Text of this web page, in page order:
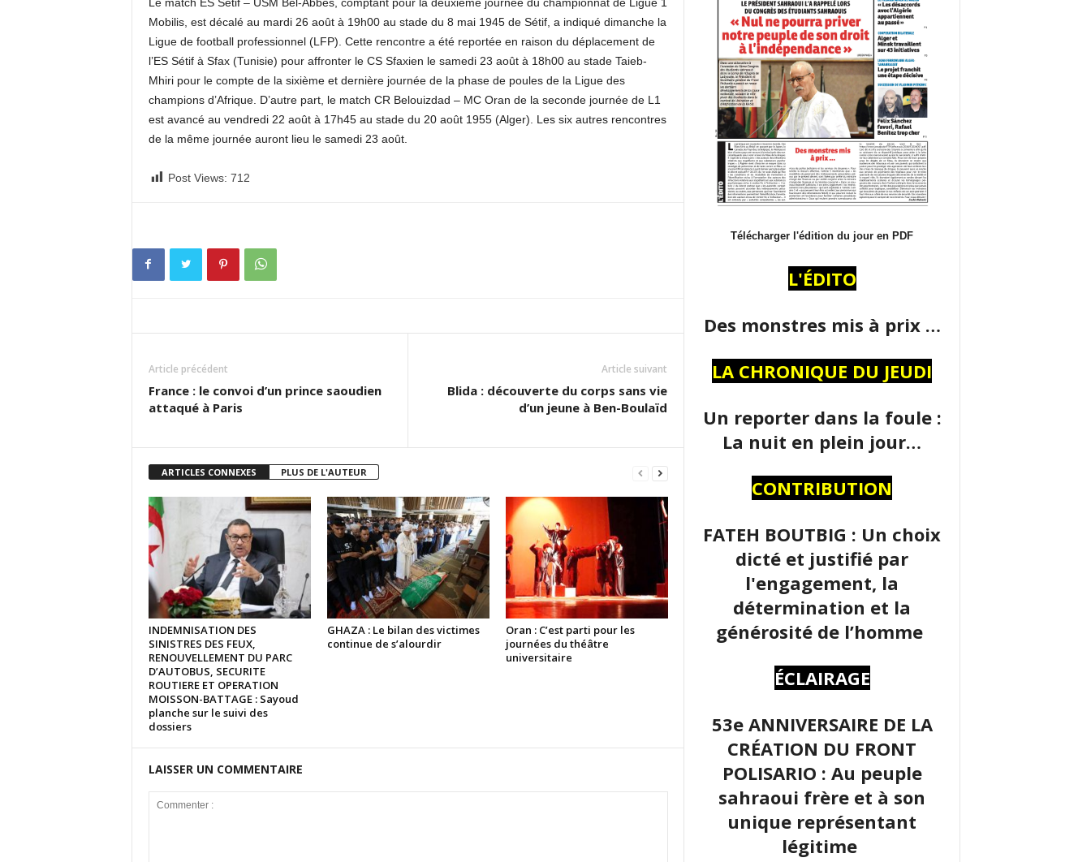
Mobilis, est décalé au mardi 26 août à 19h00 au stade du 8 mai 1945 de Sétif, a indiqué dimanche la
Ligue de football professionnel (LFP). Cette rencontre a été reportée en raison du déplacement de
l’ES Sétif à Sfax (Tunisie) pour affronter le CS Sfaxien le samedi 23 août à 18h00 au stade Taieb-
Mhiri pour le compte de la sixième et dernière journée de la phase de poules de la Ligue des
champions d’Afrique. D’autre part, le match CR Belouizdad – MC Oran de la seconde journée de L1
est avancé au vendredi 22 août à 17h45 au stade du 20 août 1955 (Alger). Les six autres rencontres
de la même journée auront lieu le samedi 23 août.
Post Views: 712
Article précédent
France : le convoi d’un prince saoudien
attaqué à Paris
Article suivant
Blida : découverte du corps sans vie
d’un jeune à Ben-Boulaïd
ARTICLES CONNEXES PLUS DE L'AUTEUR
INDEMNISATION DES
SINISTRES DES FEUX,
RENOUVELLEMENT DU PARC
D’AUTOBUS, SECURITE
ROUTIERE ET OPERATION
MOISSON-BATTAGE : Sayoud
planche sur le suivi des
dossiers
GHAZA : Le bilan des victimes
continue de s’alourdir
Oran : C’est parti pour les
journées du théâtre
universitaire
LAISSER UN COMMENTAIRE
Télécharger l'édition du jour en PDF
L'ÉDITO
Des monstres mis à prix …
LA CHRONIQUE DU JEUDI
Un reporter dans la foule :
La nuit en plein jour…
CONTRIBUTION
FATEH BOUTBIG : Un choix
dicté et justifié par
l'engagement, la
détermination et la
générosité de l’homme
ÉCLAIRAGE
53e ANNIVERSAIRE DE LA
CRÉATION DU FRONT
POLISARIO : Au peuple
sahraoui frère et à son
unique représentant
légitime